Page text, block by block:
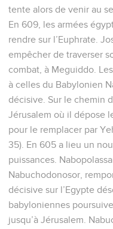
tente alors de venir au
En 609, les armées
rendre sur l’Euphrate.
empêcher de traverser
combat, à Meguiddo.
à celles du Babylonien
décisive. Sur le chemin
Jérusalem où il dépose
pour le remplacer par
35). En 605 a lieu un
puissances.
Nabuchodonosor,
décisive sur l’Egypte
babyloniennes
jusqu’à Jérusalem.